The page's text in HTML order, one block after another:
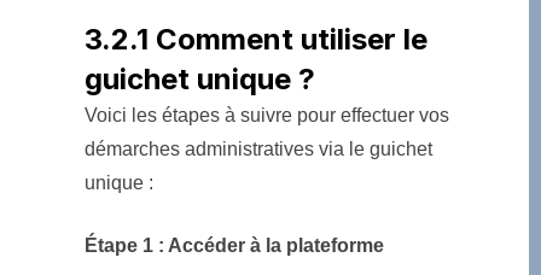
3.2.1 Comment utiliser le
guichet unique ?
Voici les étapes à suivre pour effectuer vos
démarches administratives via le guichet
unique :
Étape 1 : Accéder à la plateforme